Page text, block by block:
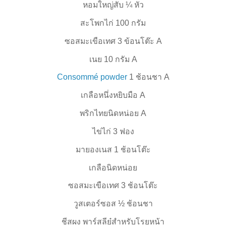
หอมใหญ่สับ ¼หัว
สะโพกไก่ 100 กรัม
ซอสมะเขือเทศ 3 ข้อนโต๊ะ A
เนย 10 กรัม A
Consommé powder1 ช้อนชา A
เกลือหนึ่งหยิบมือ A
พริกไทยนิดหน่อย A
ไข่ไก่ 3 ฟอง
มายองเนส 1 ช้อนโต๊ะ
เกลือนิดหน่อย
ซอสมะเขือเทศ 3 ช้อนโต๊ะ
วูสเตอร์ซอส ½ช้อนชา
ชีสผง พาร์สลีย๋สำหรับโรยหน้า